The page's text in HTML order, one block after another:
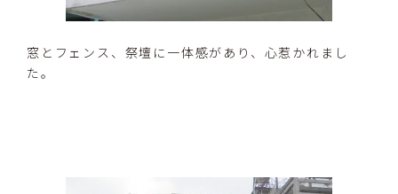
窓とフェンス、祭壇に一体感があり、心惹かれまし
た。